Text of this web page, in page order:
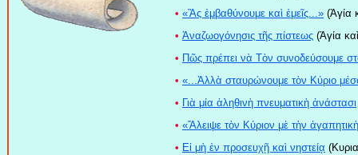
• «Ἂς ἐμβαθύνουμε καὶ ἐμεῖς...» (Ἁγία
• Ἀναζωογόνησις τῆς πίστεως (Ἁγία
• Πῶς πρέπει νὰ Τὸν συνοδεύσουμε
• «...Ἀλλὰ σταυρώνουμε τὸν Κύριο
• Γιὰ μία ἀληθινὴ πνευματικὴ ἀνάστασι
• «Ἄλειψε τὸν Κύριον μὲ τὴν
• Εἰ μὴ ἐν προσευχῇ καὶ νηστείᾳ